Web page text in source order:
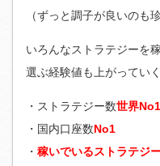
（ずっと調子が良いのも
いろんなストラテジーを
選ぶ経験値も上がってい
・ストラテジー数世界No1
・国内口座数No1
・ 稼いでいるストラテジ